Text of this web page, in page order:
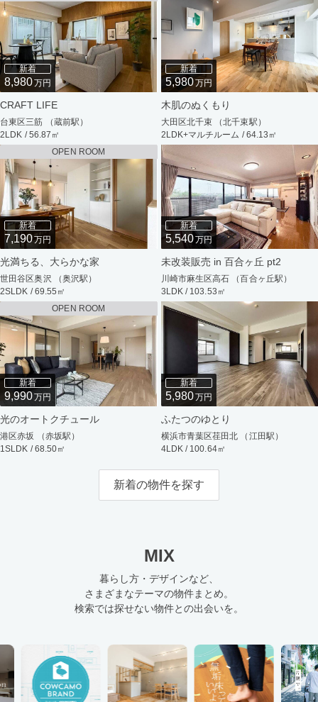
新着
8,980万円
CRAFT LIFE
台東区三筋 （蔵前駅）
2LDK / 56.87㎡
新着
5,980万円
木肌のぬくもり
大田区北千束 （北千束駅）
2LDK+マルチルーム / 64.13㎡
OPEN ROOM
新着
7,190万円
光満ちる、大らかな家
世田谷区奥沢 （奥沢駅）
2SLDK / 69.55㎡
新着
5,540万円
未改装販売 in 百合ヶ丘 pt2
川崎市麻生区高石 （百合ヶ丘駅）
3LDK / 103.53㎡
OPEN ROOM
新着
9,990万円
光のオートクチュール
港区赤坂 （赤坂駅）
1SLDK / 68.50㎡
新着
5,980万円
ふたつのゆとり
横浜市青葉区荏田北 （江田駅）
4LDK / 100.64㎡
新着の物件を探す
MIX
暮らし方・デザインなど、
さまざまなテーマの物件まとめ。
検索では探せない物件との出会いを。